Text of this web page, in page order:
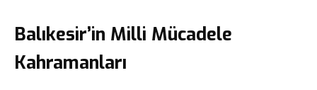
Balıkesir’in Milli Mücadele
Kahramanları